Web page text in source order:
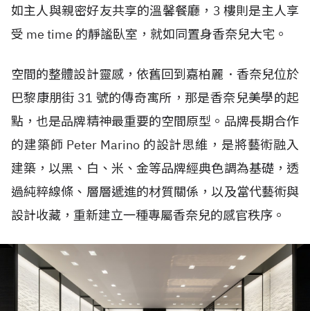
如主人與親密好友共享的溫馨餐廳，3 樓則是主人享
受 me time 的靜謐臥室，就如同置身香奈兒大宅。
空間的整體設計靈感，依舊回到嘉柏麗．香奈兒位於
巴黎康朋街 31 號的傳奇寓所，那是香奈兒美學的起
點，也是品牌精神最重要的空間原型。品牌長期合作
的建築師 Peter Marino 的設計思維，是將藝術融入
建築，以黑、白、米、金等品牌經典色調為基礎，透
過純粹線條、層層遞進的材質關係，以及當代藝術與
設計收藏，重新建立一種專屬香奈兒的感官秩序。